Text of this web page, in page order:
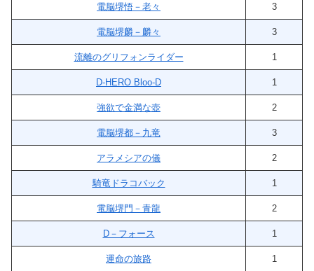
電脳堺悟－老々 3
電脳堺麟－麟々 3
流離のグリフォンライダー 1
D-HERO Bloo-D 1
強欲で金満な壺 2
電脳堺都－九竜 3
アラメシアの儀 2
騎竜ドラコバック 1
電脳堺門－青龍 2
D－フォース 1
運命の旅路 1